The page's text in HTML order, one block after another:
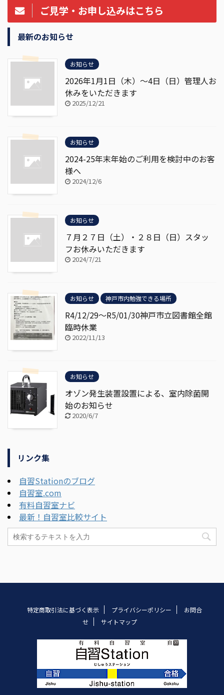
ご見学・お申し込みはこちら
最新のお知らせ
お知らせ
2026年1月1日（木）～4日（日）管理人お
休みをいただきます
2025/12/21
お知らせ
2024-25年末年始のご利用を検討中のお客
様へ
2024/12/6
お知らせ
７月２７日（土）・２８日（日）スタッ
フお休みいただきます
2024/7/21
お知らせ 神戸市内勉強できる場所
R4/12/29～R5/01/30神戸市立図書館全館
臨時休業
2022/11/13
お知らせ
オゾン発生装置設置による、室内除菌開
始のお知らせ
2020/6/7
リンク集
自習Stationのブログ
自習室.com
有料自習室ナビ
最新！自習室比較サイト
特定商取引法に基づく表示 プライバシーポリシー
お問合
せ
サイトマップ